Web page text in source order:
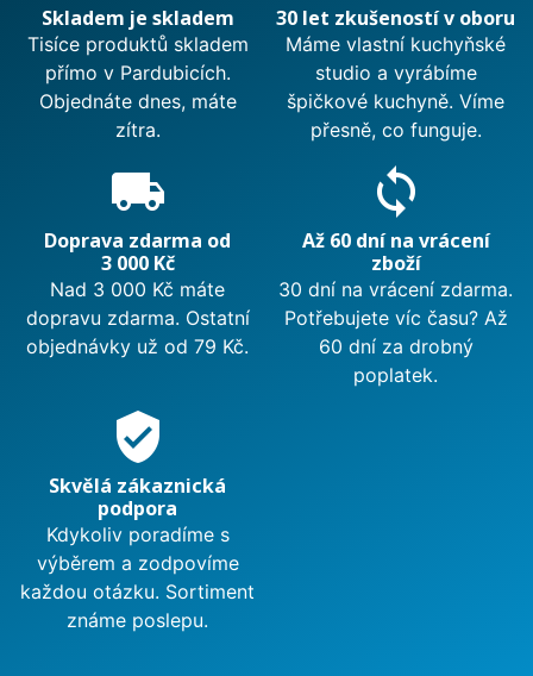
Skladem je skladem
Tisíce produktů skladem
přímo v Pardubicích.
Objednáte dnes, máte
zítra.
30 let zkušeností v oboru
Máme vlastní kuchyňské
studio a vyrábíme
špičkové kuchyně. Víme
přesně, co funguje.
local_shipping
Doprava zdarma od
3 000 Kč
Nad 3 000 Kč máte
dopravu zdarma. Ostatní
objednávky už od 79 Kč.
sync
Až 60 dní na vrácení
zboží
30 dní na vrácení zdarma.
Potřebujete víc času? Až
60 dní za drobný
poplatek.
verified_user
Skvělá zákaznická
podpora
Kdykoliv poradíme s
výběrem a zodpovíme
každou otázku. Sortiment
známe poslepu.